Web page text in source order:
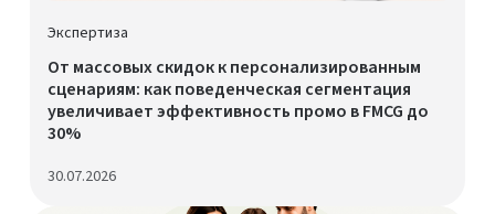
Экспертиза
От массовых скидок к персонализированным
сценариям: как поведенческая сегментация
увеличивает эффективность промо в FMCG до
30%
30.07.2026